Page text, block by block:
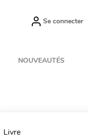
Se connecter
NOUVEAUTÉS
Livre